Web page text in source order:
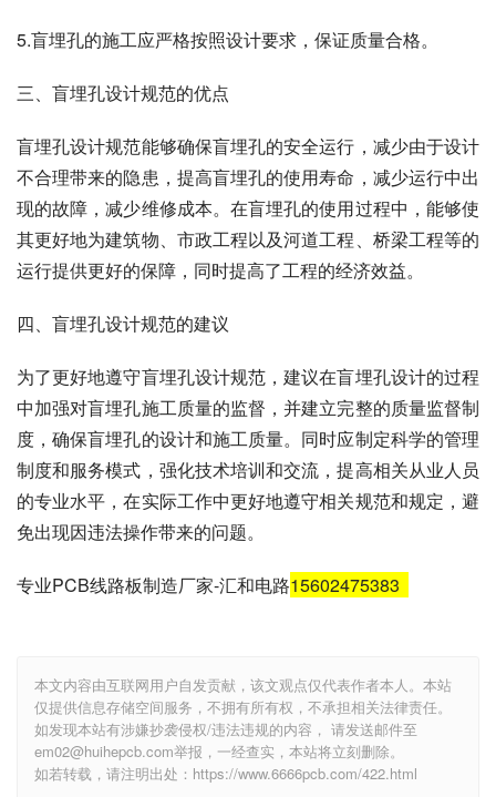
5.盲埋孔的施工应严格按照设计要求，保证质量合格。
三、盲埋孔设计规范的优点
盲埋孔设计规范能够确保盲埋孔的安全运行，减少由于设计
不合理带来的隐患，提高盲埋孔的使用寿命，减少运行中出
现的故障，减少维修成本。在盲埋孔的使用过程中，能够使
其更好地为建筑物、市政工程以及河道工程、桥梁工程等的
运行提供更好的保障，同时提高了工程的经济效益。
四、盲埋孔设计规范的建议
为了更好地遵守盲埋孔设计规范，建议在盲埋孔设计的过程
中加强对盲埋孔施工质量的监督，并建立完整的质量监督制
度，确保盲埋孔的设计和施工质量。同时应制定科学的管理
制度和服务模式，强化技术培训和交流，提高相关从业人员
的专业水平，在实际工作中更好地遵守相关规范和规定，避
免出现因违法操作带来的问题。
专业PCB线路板制造厂家-汇和电路15602475383
本文内容由互联网用户自发贡献，该文观点仅代表作者本人。本站
仅提供信息存储空间服务，不拥有所有权，不承担相关法律责任。
如发现本站有涉嫌抄袭侵权/违法违规的内容， 请发送邮件至
em02@huihepcb.com举报，一经查实，本站将立刻删除。
如若转载，请注明出处：https://www.6666pcb.com/422.html